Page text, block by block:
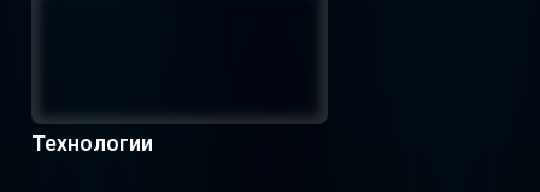
Технологии